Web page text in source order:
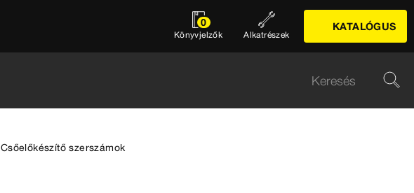
0
Könyvjelzők Alkatrészek
KATALÓGUS
Csőelőkészítő szerszámok